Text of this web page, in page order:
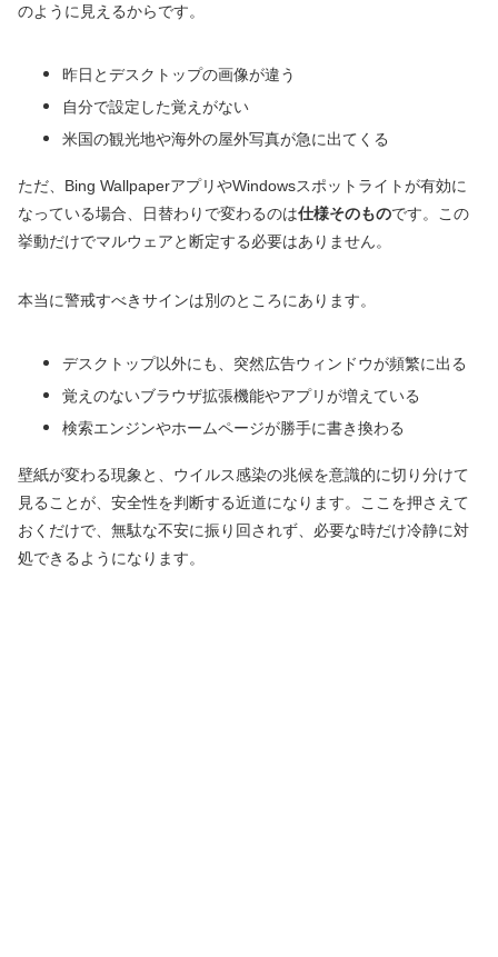
のように見えるからです。
昨日とデスクトップの画像が違う
自分で設定した覚えがない
米国の観光地や海外の屋外写真が急に出てくる
ただ、Bing WallpaperアプリやWindowsスポットライトが有効に
なっている場合、日替わりで変わるのは仕様そのものです。この
挙動だけでマルウェアと断定する必要はありません。
本当に警戒すべきサインは別のところにあります。
デスクトップ以外にも、突然広告ウィンドウが頻繁に出る
覚えのないブラウザ拡張機能やアプリが増えている
検索エンジンやホームページが勝手に書き換わる
壁紙が変わる現象と、ウイルス感染の兆候を意識的に切り分けて
見ることが、安全性を判断する近道になります。ここを押さえて
おくだけで、無駄な不安に振り回されず、必要な時だけ冷静に対
処できるようになります。